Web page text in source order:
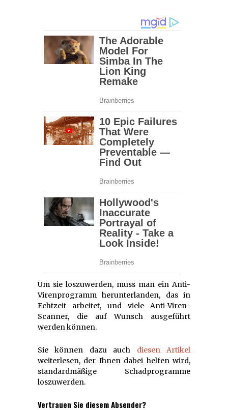
Um sie loszuwerden, muss man ein Anti-
Virenprogramm herunterlanden, das in
Echtzeit arbeitet, und viele Anti-Viren-
Scanner, die auf Wunsch ausgeführt
werden können.
Sie können dazu auch diesen Artikel
weiterlesen, der Ihnen dabei helfen wird,
standardmäßige Schadprogramme
loszuwerden.
Vertrauen Sie diesem Absender?